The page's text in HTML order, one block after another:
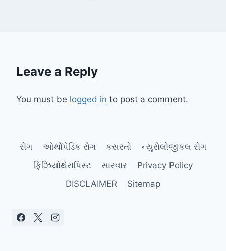
Leave a Reply
You must be logged in to post a comment.
રોગ ઓર્થોપેડિક રોગ કસરતો
ન્યુરોલોજીકલ રોગ
ફિઝિયોથેરાપિસ્ટ
સારવાર
Privacy Policy
DISCLAIMER
Sitemap